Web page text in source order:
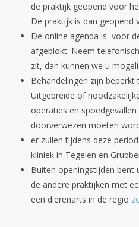
de praktijk geopend voor
De praktijk is dan geopend
De online agenda is voor
afgeblokt. Neem
zit, dan kunnen we u
Behandelingen zijn beperkt
Uitgebreide of
operaties en
doorverwezen moeten
er zullen tijdens deze
kliniek in Tegelen en
Buiten openingstijden bent
de andere praktijken met
een dierenarts in de regio